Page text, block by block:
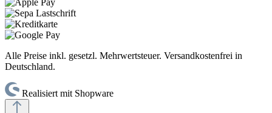
Alle Preise inkl. gesetzl. Mehrwertsteuer. Versandkostenfrei in
Deutschland.
Realisiert mit Shopware